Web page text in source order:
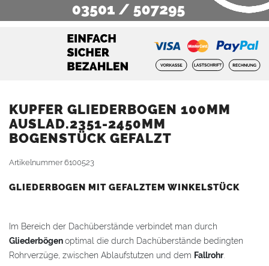
KUPFER GLIEDERBOGEN 100MM
AUSLAD.2351-2450MM
BOGENSTÜCK GEFALZT
Artikelnummer6100523
GLIEDERBOGEN MIT GEFALZTEM WINKELSTÜCK
Im Bereich der Dachüberstände verbindet man durch
Gliederbögenoptimal die durch Dachüberstände bedingten
Rohrverzüge, zwischen Ablaufstutzen und dem Fallrohr.